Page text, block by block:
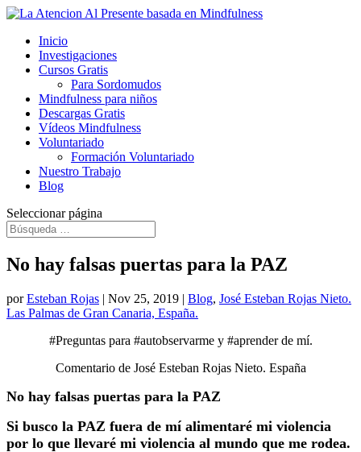
Inicio
Investigaciones
Cursos Gratis
Para Sordomudos
Mindfulness para niños
Descargas Gratis
Vídeos Mindfulness
Voluntariado
Formación Voluntariado
Nuestro Trabajo
Blog
Seleccionar página
No hay falsas puertas para la PAZ
porEsteban Rojas | Nov 25, 2019 | Blog, José Esteban Rojas Nieto.
Las Palmas de Gran Canaria, España.
#Preguntas para #autobservarme y #aprender de mí.
Comentario de José Esteban Rojas Nieto. España
No hay falsas puertas para la PAZ
Si busco la PAZ fuera de mí alimentaré mi violencia
por lo que llevaré mi violencia al mundo que me rodea.